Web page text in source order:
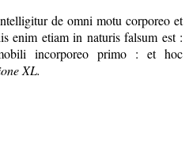
de omni motu corporeo et
enim etiam in naturis falsum est :
incorporeo primo : et hoc
XL.